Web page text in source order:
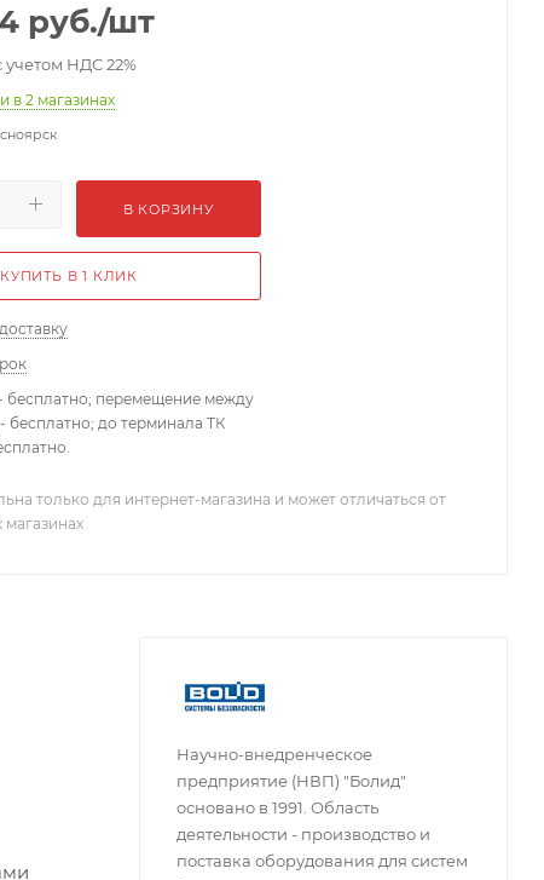
руб./шт
учетом НДС 22%
в 2 магазинах
В КОРЗИНУ
КУПИТЬ В 1 КЛИК
бесплатно; перемещение между
бесплатно; до терминала ТК
только для интернет-магазина и может отличаться от
магазинах
Научно-внедренческое
предприятие (НВП) "Болид"
основано в 1991. Область
деятельности - производство и
поставка оборудования для систем